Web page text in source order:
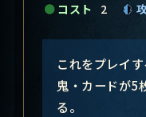
コスト 2
これをプレイ
鬼・カードが5
る。